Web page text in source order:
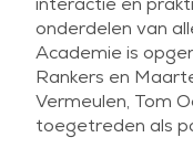
onderdelen van
Academie is
Rankers en
Vermeulen, Tom
toegetreden als